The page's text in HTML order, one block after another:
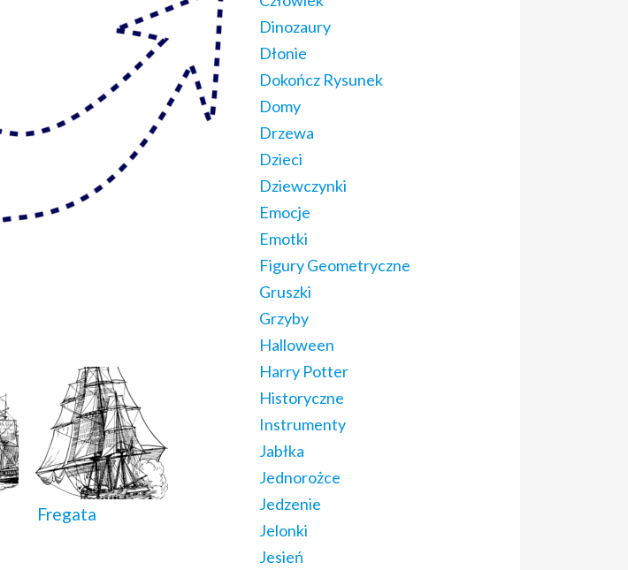
Fregata
Dinozaury
Dłonie
Dokończ Rysunek
Domy
Drzewa
Dzieci
Dziewczynki
Emocje
Emotki
Figury Geometryczne
Gruszki
Grzyby
Halloween
Harry Potter
Historyczne
Instrumenty
Jabłka
Jednorożce
Jedzenie
Jelonki
Jesień